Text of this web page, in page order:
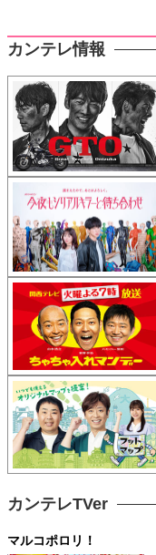
カンテレ情報
カンテレTVer
マルコポロリ！